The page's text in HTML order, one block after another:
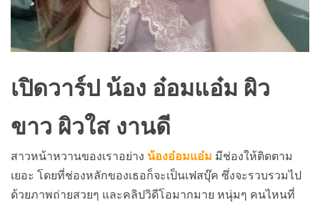
เปิดวาร์ป น้อง อ๋อมแอ๋ม ผิว
ขาว ผิวใส งานดี
สาวหน้าหวานของเราอย่าง น้องอ๋อมแอ๋ม มีช่องให้ติดตาม
เยอะ โดยที่ช่องหลักของเธอก็จะเป็นเฟสบุ๊ค ซึ่งจะรวบรวมไป
ด้วยภาพถ่ายสวยๆ และคลิปวิดีโอมากมาย หนุ่มๆ คนไหนที่